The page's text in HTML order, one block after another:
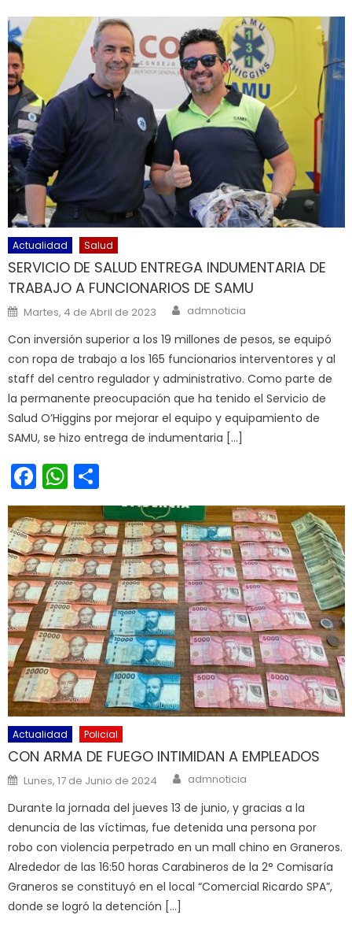
Actualidad Salud
SERVICIO DE SALUD ENTREGA INDUMENTARIA DE
TRABAJO A FUNCIONARIOS DE SAMU
Posted on
Martes, 4 de Abril de 2023 Author
admnoticia
Con inversión superior a los 19 millones de pesos, se equipó
con ropa de trabajo a los 165 funcionarios interventores y al
staff del centro regulador y administrativo. Como parte de
la permanente preocupación que ha tenido el Servicio de
Salud O’Higgins por mejorar el equipo y equipamiento de
SAMU, se hizo entrega de indumentaria […]
Facebook
WhatsApp
Actualidad Policial
CON ARMA DE FUEGO INTIMIDAN A EMPLEADOS
Posted on
Lunes, 17 de Junio de 2024 Author
admnoticia
Durante la jornada del jueves 13 de junio, y gracias a la
denuncia de las víctimas, fue detenida una persona por
robo con violencia perpetrado en un mall chino en Graneros.
Alrededor de las 16:50 horas Carabineros de la 2° Comisaría
Graneros se constituyó en el local “Comercial Ricardo SPA”,
donde se logró la detención […]